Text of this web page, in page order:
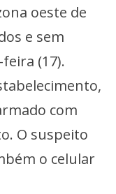
oeste de
e sem
(17).
com
O suspeito
o celular